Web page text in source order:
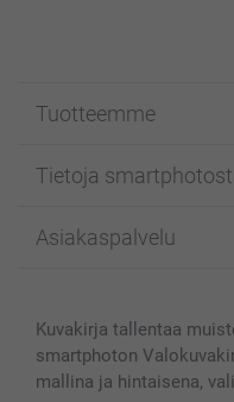
Tuotteemme
Kuvakortit
Kuvakirjat
Kännykkä & Tabletti
MyNameBook
Tietoja
Affiliate ohjelma
Sivukartta
Ehdot/takuut
Asiakaspalvelu
smartbonus
Hinnat & maksutavat
Kuvakirja tallentaa
smartphoton
mallina ja hintaisena,